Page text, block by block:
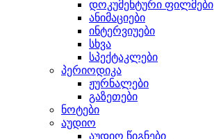
დოკუმენტური ფილმები
ანიმაციები
ინტერვიუები
სხვა
სპექტაკლები
პერიოდიკა
ჟურნალები
გაზეთები
ნოტები
აუდიო
აუდიო წიგნები